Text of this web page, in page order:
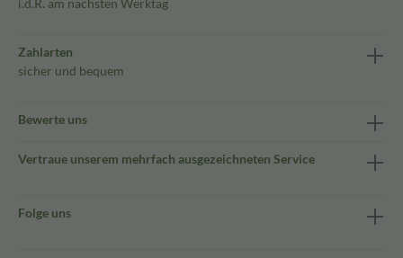
i.d.R. am nächsten Werktag
Zahlarten
sicher und bequem
Bewerte uns
Vertraue unserem mehrfach ausgezeichneten Service
Folge uns